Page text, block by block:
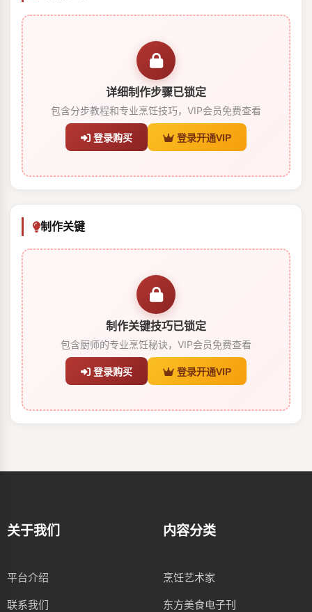
详细制作步骤已锁定
包含分步教程和专业烹饪技巧，VIP会员免费查看
登录购买 登录开通VIP
制作关键
制作关键技巧已锁定
包含厨师的专业烹饪秘诀，VIP会员免费查看
登录购买 登录开通VIP
关于我们
平台介绍
联系我们
内容分类
烹饪艺术家
东方美食电子刊